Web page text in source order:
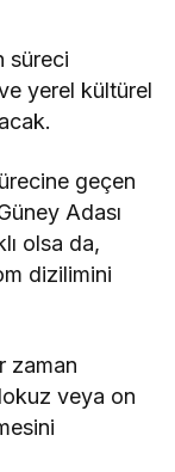
süreci
yerel kültürel
geçen
Adası
olsa da,
dizilimini
zaman
veya on